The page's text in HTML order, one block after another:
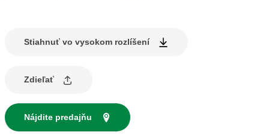
Stiahnuť vo vysokom rozlíšení
Zdieľať
Nájdite predajňu